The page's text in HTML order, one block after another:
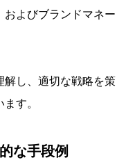
およびブランドマネー
解し、適切な戦略を策
す。
な手段例